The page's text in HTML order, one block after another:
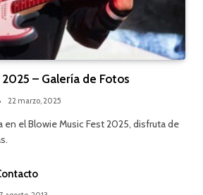
– Galería de Fotos
22 marzo, 2025
en el Blowie Music Fest 2025, disfruta de